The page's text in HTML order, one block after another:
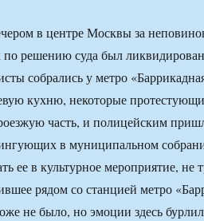
в центре Москвы за
решению суда был
собрались у метро
кухню, некоторые
часть, и полицейским
в муниципальном
ее в культурное мероприятие, не
рядом со станцией метро
не было, но эмоции здесь